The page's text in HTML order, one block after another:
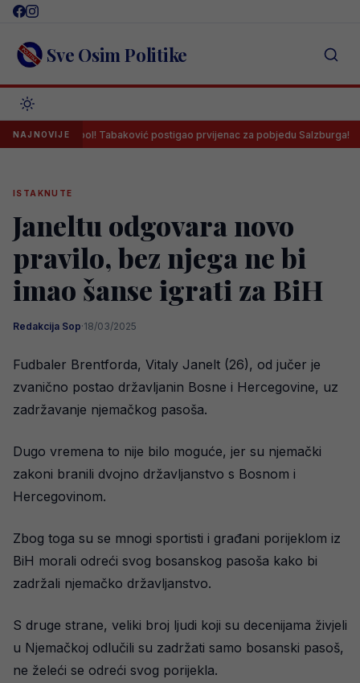
Skip
content Sve Osim Politike
NAJNOVIJE
Goooooool! Tabaković postigao prvijenac za pobjedu Salzburga!
ISTAKNUTE
Janeltu odgovara novo
pravilo, bez njega ne bi
imao šanse igrati za BiH
Redakcija Sop·18/03/2025
Fudbaler Brentforda, Vitaly Janelt (26), od jučer je
zvanično postao državljanin Bosne i Hercegovine, uz
zadržavanje njemačkog pasoša.
Dugo vremena to nije bilo moguće, jer su njemački
zakoni branili dvojno državljanstvo s Bosnom i
Hercegovinom.
Zbog toga su se mnogi sportisti i građani porijeklom iz
BiH morali odreći svog bosanskog pasoša kako bi
zadržali njemačko državljanstvo.
S druge strane, veliki broj ljudi koji su decenijama živjeli
u Njemačkoj odlučili su zadržati samo bosanski pasoš,
ne želeći se odreći svog porijekla.